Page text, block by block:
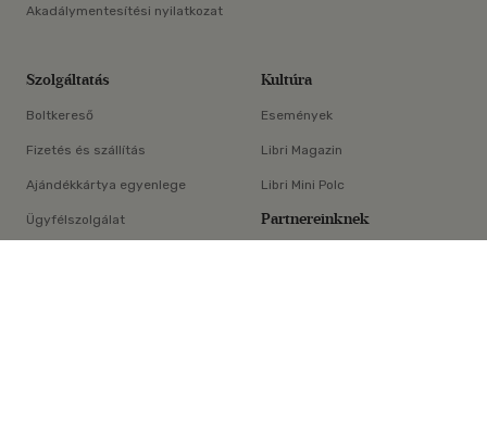
×
Akadálymentesítési nyilatkozat
Szolgáltatás
Boltkereső
Fizetés és szállítás
Ajándékkártya egyenlege
Ügyfélszolgálat
Kultúra
Események
Libri Magazin
Libri Mini Polc
Partnereinknek